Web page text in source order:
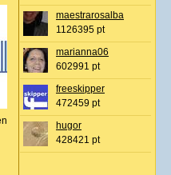
maestrarosalba
1126395 pt
marianna06
602991 pt
freeskipper
472459 pt
hugor
428421 pt